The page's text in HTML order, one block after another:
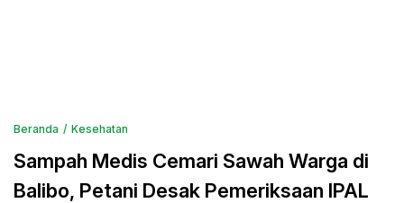
Beranda Kesehatan
Sampah Medis Cemari Sawah Warga di
Balibo, Petani Desak Pemeriksaan IPAL